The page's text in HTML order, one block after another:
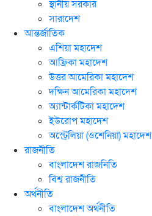
স্থানীয় সরকার
সারাদেশ
আন্তর্জাতিক
এশিয়া মহাদেশ
আফ্রিকা মহাদেশ
উত্তর আমেরিকা মহাদেশ
দক্ষিন আমেরিকা মহাদেশ
অ্যান্টার্কটিকা মহাদেশ
ইউরোপ মহাদেশ
অস্ট্রেলিয়া (ওশেনিয়া) মহাদেশ
রাজনীতি
বাংলাদেশ রাজনিতি
বিশ্ব রাজনীতি
অর্থনীতি
বাংলাদেশ অর্থনীতি